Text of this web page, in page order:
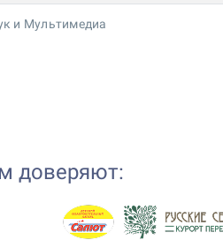
и Мультимедиа
доверяют: